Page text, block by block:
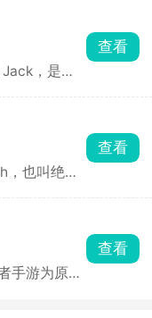
繁华却又危
沛流离、步
，是一
、捕鱼、养
，一切全靠
作、烹调食
等你收集，
查看
，也叫绝境
在这里，你
肩负保卫家
建了由50余
世界，每座
查看
手游为原
查看